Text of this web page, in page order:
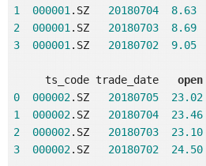
1
000001 .SZ 20180704 8.63
2
000001 .SZ 20180703 8.69
3
000001 .SZ 20180702 9.05
ts_code trade_date open
0
000002.SZ 20180705 23.02
1
000002.SZ 20180704 23.46
2
000002.SZ 20180703 23.10
3
000002.SZ 20180702 24.50